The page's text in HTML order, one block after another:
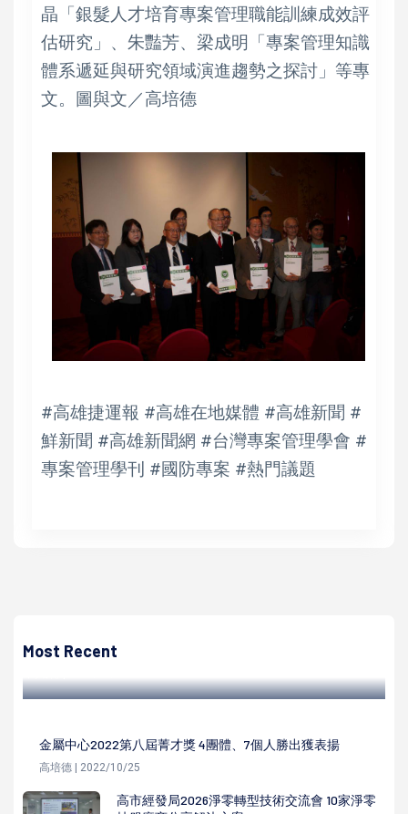
晶「銀髮人才培育專案管理職能訓練成效評
估研究」、朱豔芳、梁成明「專案管理知識
體系遞延與研究領域演進趨勢之探討」等專
文。圖與文／高培德
#高雄捷運報 #高雄在地媒體 #高雄新聞 #
鮮新聞 #高雄新聞網 #台灣專案管理學會 #
專案管理學刊 #國防專案 #熱門議題
Most Recent
年度大使首屆得主
金屬中心2022第八屆菁才獎 4團體、7個人勝出獲表揚
高培德 | 2022/10/25
高市經發局2026淨零轉型技術交流會 10家淨零